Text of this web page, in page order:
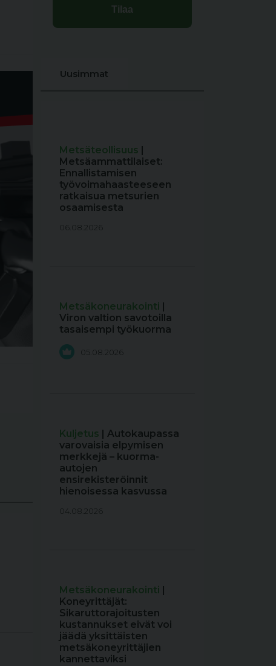
Uusimmat
Metsäteollisuus |
Metsäammattilaiset:
Ennallistamisen
työvoimahaasteeseen
ratkaisua metsurien
osaamisesta
06.08.2026
Metsäkoneurakointi |
Viron valtion savotoilla
tasaisempi työkuorma
05.08.2026
Kuljetus | Autokaupassa
varovaisia elpymisen
merkkejä – kuorma-
autojen
ensirekisteröinnit
hienoisessa kasvussa
04.08.2026
Metsäkoneurakointi |
Koneyrittäjät:
Sikaruttorajoitusten
kustannukset eivät voi
jäädä yksittäisten
metsäkoneyrittäjien
kannettaviksi